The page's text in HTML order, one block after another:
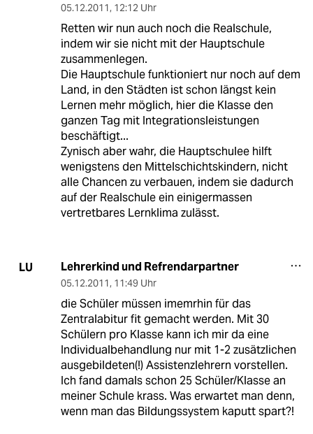
05.12.2011, 12:12 Uhr
Retten wir nun auch noch die Realschule,
indem wir sie nicht mit der Hauptschule
zusammenlegen.
Die Hauptschule funktioniert nur noch auf dem
Land, in den Städten ist schon längst kein
Lernen mehr möglich, hier die Klasse den
ganzen Tag mit Integrationsleistungen
beschäftigt...
Zynisch aber wahr, die Hauptschulee hilft
wenigstens den Mittelschichtskindern, nicht
alle Chancen zu verbauen, indem sie dadurch
auf der Realschule ein einigermassen
vertretbares Lernklima zulässt.
LU Lehrerkind und Refrendarpartner
05.12.2011, 11:49 Uhr
die Schüler müssen imemrhin für das
Zentralabitur fit gemacht werden. Mit 30
Schülern pro Klasse kann ich mir da eine
Individualbehandlung nur mit 1-2 zusätzlichen
ausgebildeten(!) Assistenzlehrern vorstellen.
Ich fand damals schon 25 Schüler/Klasse an
meiner Schule krass. Was erwartet man denn,
wenn man das Bildungssystem kaputt spart?!